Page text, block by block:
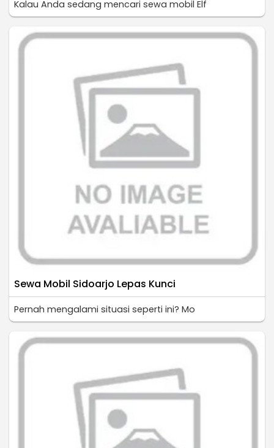
Kalau Anda sedang mencari sewa mobil Elf
Sewa Mobil Sidoarjo Lepas Kunci
Pernah mengalami situasi seperti ini? Mo